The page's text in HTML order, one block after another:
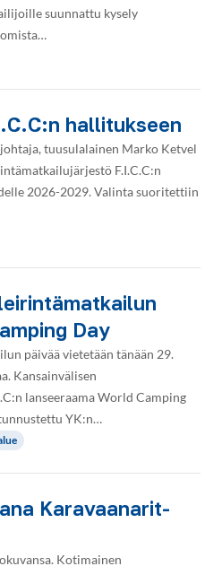
suunnattu kysely
hallitukseen
tuusulalainen Marko Ketvel
F.I.C.C:n
2026-2029. Valinta suoritettiin
Day
päivää vietetään tänään 29.
Kansainvälisen
lanseeraama World Camping
YK:n…
Karavaanarit-
Kotimainen